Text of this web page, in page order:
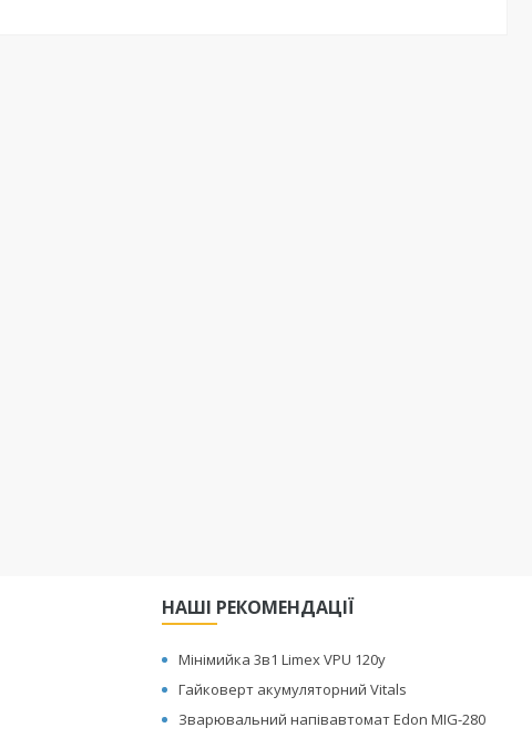
НАШІ РЕКОМЕНДАЦІЇ
Мінімийка 3в1 Limex VPU 120y
Гайковерт акумуляторний Vitals
Зварювальний напівавтомат Edon MIG-280